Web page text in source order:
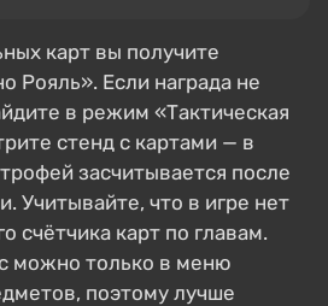
карт вы получите
Рояль». Если награда не
в режим «Тактическая
стенд с картами — в
засчитывается после
Учитывайте, что в игре нет
счётчика карт по главам.
можно только в меню
поэтому лучше